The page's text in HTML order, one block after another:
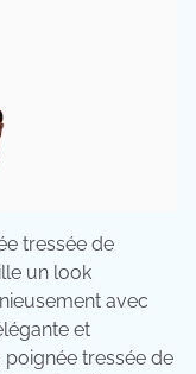
tressée de
un look
avec
et
tressée de